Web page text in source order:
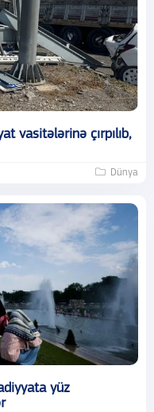
vasitələrinə çırpılıb,
Dünya
yüz